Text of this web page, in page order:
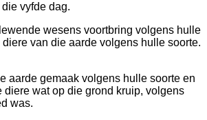
vyfde dag.
wesens voortbring volgens hulle
van die aarde volgens hulle soorte.
aarde gemaak volgens hulle soorte en
wat op die grond kruip, volgens
was.